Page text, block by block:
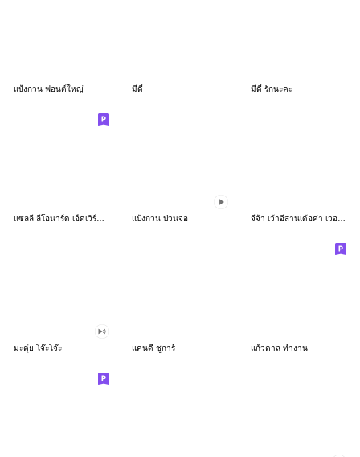
แป้งกวน ฟอนต์ใหญ่ มีดี้ มีดี้ รักนะคะ
แป้งกวน ป่วนจอ จีจ้า เว้าอีสานเด้อค่า เวอร์ชั่น3
มะตุ่ย โจ๊ะโจ๊ะ แคนดี้ ชูการ์ แก้วตาล ทำงาน